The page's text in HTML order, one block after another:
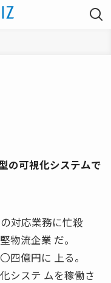
の可視化システムで
対応業務に忙殺
物流企業 だ。
四億円に 上る。
システ ムを稼働さ